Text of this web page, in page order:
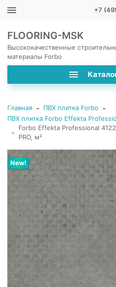
+7
FLOORING-MSK
Высококачественные
материалы Forbo
Главная - ПВХ плитка Forbo -
ПВХ плитка Forbo Effekta
-
Forbo Effekta Professional
PRO, м²
New!